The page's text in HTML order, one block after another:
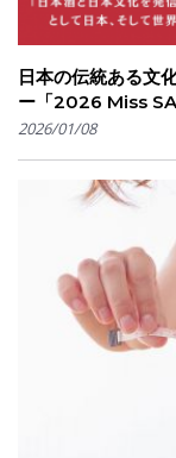
日本の伝統ある⽂
ー「2026 Miss
2026/01/08